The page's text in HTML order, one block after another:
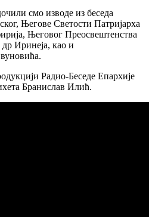
смо изводе из беседа
Његове Светости Патријарха
Његовог Преосвештенства
Иринеја, као и
Радио-Беседе Епархије
Бранислав Илић.